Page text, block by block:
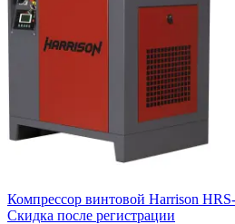
Компрессор винтовой Harrison
Скидка после регистрации